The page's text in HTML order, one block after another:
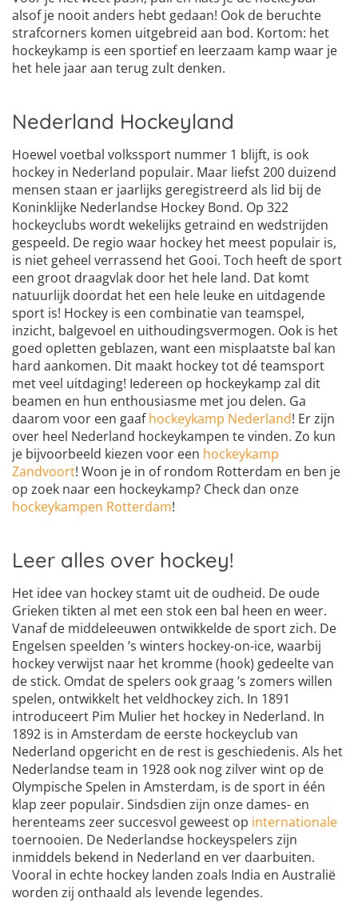
alsof je nooit anders hebt gedaan! Ook de beruchte
strafcorners komen uitgebreid aan bod. Kortom: het
hockeykamp is een sportief en leerzaam kamp waar je
het hele jaar aan terug zult denken.
Nederland Hockeyland
Hoewel voetbal volkssport nummer 1 blijft, is ook
hockey in Nederland populair. Maar liefst 200 duizend
mensen staan er jaarlijks geregistreerd als lid bij de
Koninklijke Nederlandse Hockey Bond. Op 322
hockeyclubs wordt wekelijks getraind en wedstrijden
gespeeld. De regio waar hockey het meest populair is,
is niet geheel verrassend het Gooi. Toch heeft de sport
een groot draagvlak door het hele land. Dat komt
natuurlijk doordat het een hele leuke en uitdagende
sport is! Hockey is een combinatie van teamspel,
inzicht, balgevoel en uithoudingsvermogen. Ook is het
goed opletten geblazen, want een misplaatste bal kan
hard aankomen. Dit maakt hockey tot dé teamsport
met veel uitdaging! Iedereen op hockeykamp zal dit
beamen en hun enthousiasme met jou delen. Ga
daarom voor een gaafhockeykamp Nederland! Er zijn
over heel Nederland hockeykampen te vinden. Zo kun
je bijvoorbeeld kiezen voor een hockeykamp
Zandvoort! Woon je in of rondom Rotterdam en ben je
op zoek naar een hockeykamp? Check dan onze
hockeykampen Rotterdam!
Leer alles over hockey!
Het idee van hockey stamt uit de oudheid. De oude
Grieken tikten al met een stok een bal heen en weer.
Vanaf de middeleeuwen ontwikkelde de sport zich. De
Engelsen speelden ’s winters hockey-on-ice, waarbij
hockey verwijst naar het kromme (hook) gedeelte van
de stick. Omdat de spelers ook graag ’s zomers willen
spelen, ontwikkelt het veldhockey zich. In 1891
introduceert Pim Mulier het hockey in Nederland. In
1892 is in Amsterdam de eerste hockeyclub van
Nederland opgericht en de rest is geschiedenis. Als het
Nederlandse team in 1928 ook nog zilver wint op de
Olympische Spelen in Amsterdam, is de sport in één
klap zeer populair. Sindsdien zijn onze dames- en
herenteams zeer succesvol geweest op internationale
toernooien. De Nederlandse hockeyspelers zijn
inmiddels bekend in Nederland en ver daarbuiten.
Vooral in echte hockey landen zoals India en Australië
worden zij onthaald als levende legendes.